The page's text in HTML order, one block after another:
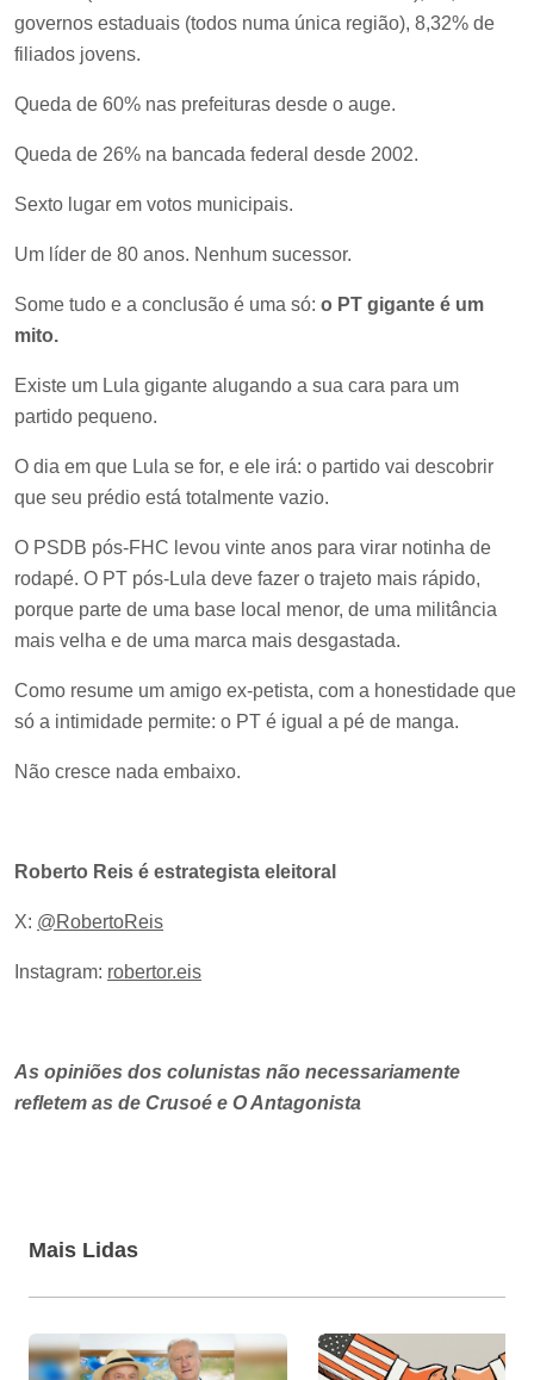
governos estaduais (todos numa única região), 8,32% de
filiados jovens.
Queda de 60% nas prefeituras desde o auge.
Queda de 26% na bancada federal desde 2002.
Sexto lugar em votos municipais.
Um líder de 80 anos. Nenhum sucessor.
Some tudo e a conclusão é uma só: o PT gigante é um
mito.
Existe um Lula gigante alugando a sua cara para um
partido pequeno.
O dia em que Lula se for, e ele irá: o partido vai descobrir
que seu prédio está totalmente vazio.
O PSDB pós-FHC levou vinte anos para virar notinha de
rodapé. O PT pós-Lula deve fazer o trajeto mais rápido,
porque parte de uma base local menor, de uma militância
mais velha e de uma marca mais desgastada.
Como resume um amigo ex-petista, com a honestidade que
só a intimidade permite: o PT é igual a pé de manga.
Não cresce nada embaixo.
Roberto Reis é estrategista eleitoral
X: @RobertoReis
Instagram: robertor.eis
As opiniões dos colunistas não necessariamente
refletem as de Crusoé e O Antagonista
Mais Lidas